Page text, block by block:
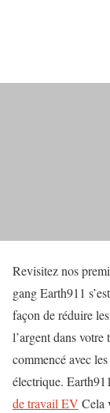
Revisitez nos
gang Earth911
façon de réduire
l’argent dans
commencé avec
électrique.
de travail EV Cela